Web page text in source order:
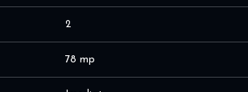
2
78 mp